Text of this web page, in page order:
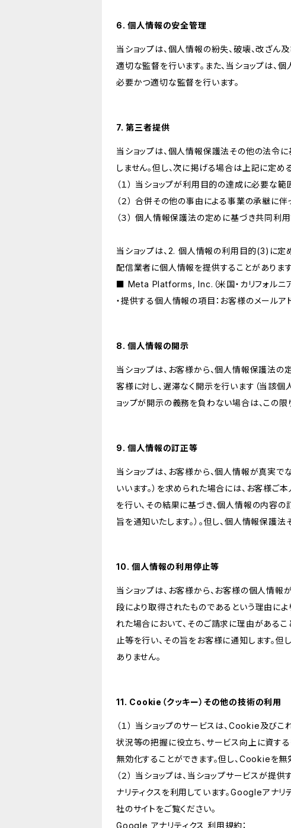
6. 個人情報の安全管理
当ショップは、個人情報の紛失、破壊、改ざん
適切な監督を行います。また、当ショップは
必要かつ適切な監督を行います。
7. 第三者提供
当ショップは、個人情報保護法その他の法令
しません。但し、次に掲げる場合は上記に定
（１） 当ショップが利用目的の達成に必要
（２） 合併その他の事由による事業の承継に
（３） 個人情報保護法の定めに基づき共同利
当ショップは、2. 個人情報の利用目的(3)に
配信業者に個人情報を提供することがあります
■ Meta Platforms, Inc.（米国・カリフォルニア
・提供する個人情報の項目：お客様のメール
8. 個人情報の開示
当ショップは、お客様から、個人情報保護法
客様に対し、遅滞なく開示を行います（当該個
ョップが開示の義務を負わない場合は、この限
9. 個人情報の訂正等
当ショップは、お客様から、個人情報が真実で
いいます。）を求められた場合には、お客様
を行い、その結果に基づき、個人情報の内容
旨を通知いたします。）。但し、個人情報保護
10. 個人情報の利用停止等
当ショップは、お客様から、お客様の個人情
段により取得されたものであるという理由によ
れた場合において、そのご請求に理由がある
止等を行い、その旨をお客様に通知します。
ありません。
11. Cookie（クッキー）その他の技術の利用
（１） 当ショップのサービスは、Cookie及び
状況等の把握に役立ち、サービス向上に資す
無効化することができます。但し、Cookieを
（２） 当ショップは、当ショップサービスが
ナリティクスを利用しています。Googleアナ
社のサイトをご覧ください。
Google アナリティクス 利用規約：